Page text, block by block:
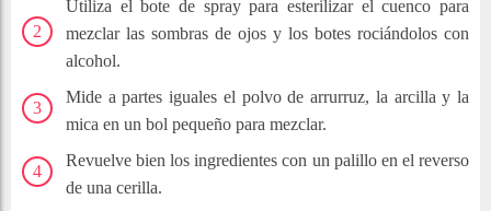
Utiliza el bote de spray para esterilizar el cuenco para
mezclar las sombras de ojos y los botes rociándolos con
alcohol.
Mide a partes iguales el polvo de arrurruz, la arcilla y la
mica en un bol pequeño para mezclar.
Revuelve bien los ingredientes con un palillo en el reverso
de una cerilla.